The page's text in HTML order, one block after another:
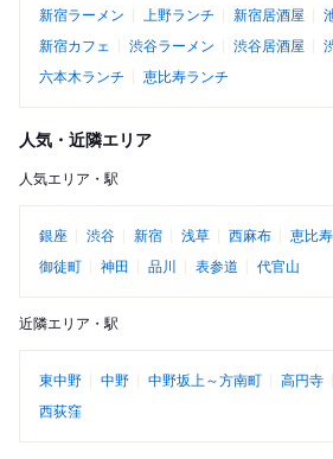
新宿ラーメン
上野ランチ 新宿居酒屋
新宿カフェ
渋谷ラーメン 渋谷居酒屋
六本木ランチ
恵比寿ランチ
人気・近隣エリア
人気エリア・駅
銀座 渋谷 新宿 浅草 西麻布 恵比寿
御徒町
神田 品川 表参道 代官山
近隣エリア・駅
東中野 中野 中野坂上～方南町 高円寺
西荻窪